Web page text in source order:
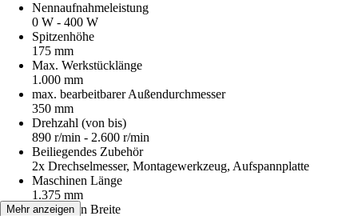
Nennaufnahmeleistung
0 W - 400 W
Spitzenhöhe
175 mm
Max. Werkstücklänge
1.000 mm
max. bearbeitbarer Außendurchmesser
350 mm
Drehzahl (von bis)
890 r/min - 2.600 r/min
Beiliegendes Zubehör
2x Drechselmesser, Montagewerkzeug, Aufspannplatte
Maschinen Länge
1.375 mm
Maschinen Breite
Mehr anzeigen